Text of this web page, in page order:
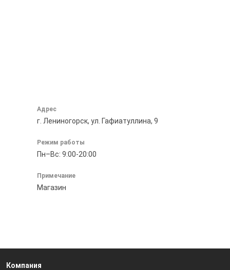
Адрес
г. Лениногорск, ул. Гафиатуллина, 9
Режим работы
Пн–Вс: 9:00-20:00
Примечание
Магазин
Компания